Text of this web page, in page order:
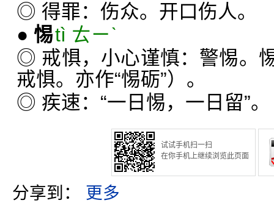
◎ 得罪：伤众。开口伤人。
● 惕tì ㄊㄧˋ
◎ 戒惧，小心谨慎：警惕。
戒惧。亦作“惕砺”）。
◎ 疾速：“一日惕，一日留”。
试试手机扫一扫
在你手机上继续浏览此页面
分享到： 更多